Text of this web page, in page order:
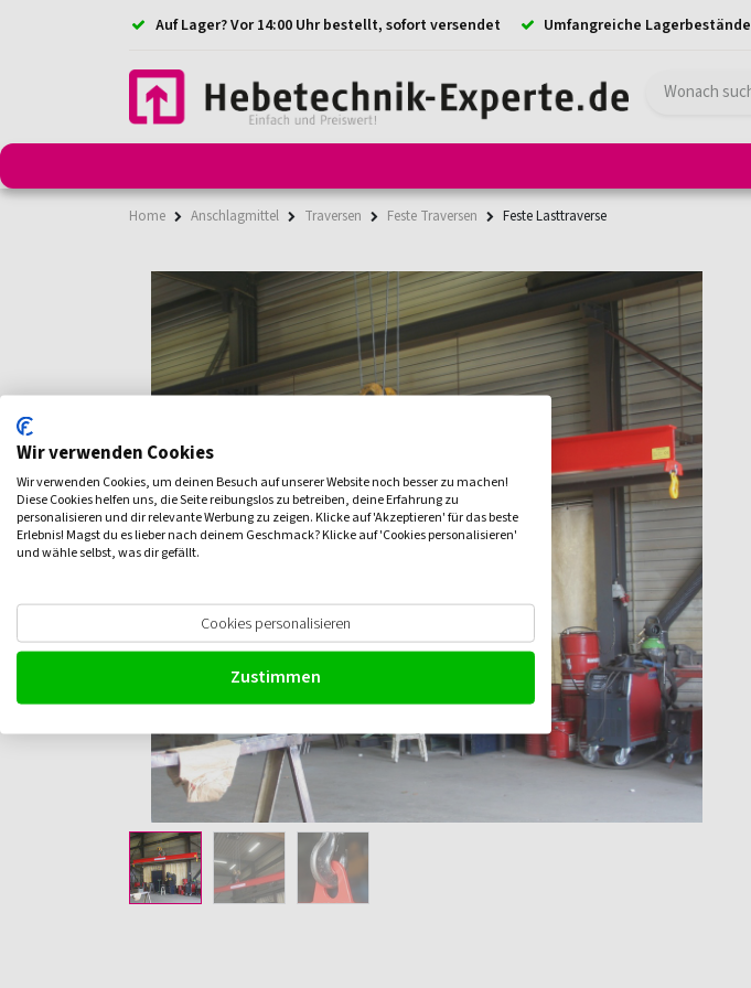
Auf Lager? Vor 14:00 Uhr bestellt, sofort versendet Umfangreiche Lagerbestände
Home Anschlagmittel Traversen Feste Traversen Feste Lasttraverse
Wir verwenden Cookies
Wir verwenden Cookies, um deinen Besuch auf unserer Website noch besser zu machen!
Diese Cookies helfen uns, die Seite reibungslos zu betreiben, deine Erfahrung zu
personalisieren und dir relevante Werbung zu zeigen. Klicke auf 'Akzeptieren' für das beste
Erlebnis! Magst du es lieber nach deinem Geschmack? Klicke auf 'Cookies personalisieren'
und wähle selbst, was dir gefällt.
Cookies personalisieren
Zustimmen